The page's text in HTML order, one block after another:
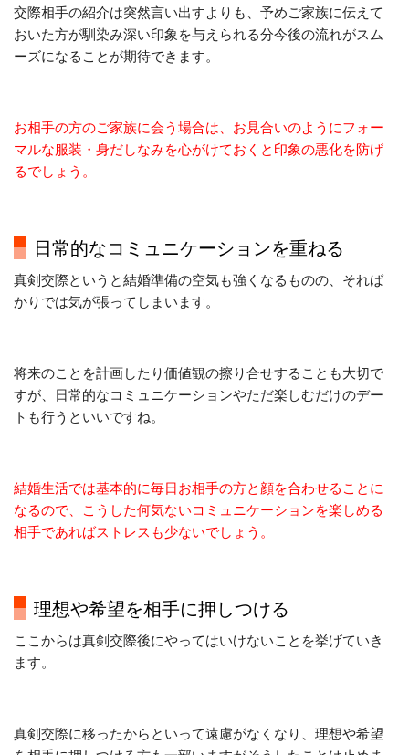
交際相手の紹介は突然言い出すよりも、予めご家族に伝えて
おいた方が馴染み深い印象を与えられる分今後の流れがスム
ーズになることが期待できます。
お相手の方のご家族に会う場合は、お見合いのようにフォー
マルな服装・身だしなみを心がけておくと印象の悪化を防げ
るでしょう。
日常的なコミュニケーションを重ねる
真剣交際というと結婚準備の空気も強くなるものの、それば
かりでは気が張ってしまいます。
将来のことを計画したり価値観の擦り合せすることも大切で
すが、日常的なコミュニケーションやただ楽しむだけのデー
トも行うといいですね。
結婚生活では基本的に毎日お相手の方と顔を合わせることに
なるので、こうした何気ないコミュニケーションを楽しめる
相手であればストレスも少ないでしょう。
理想や希望を相手に押しつける
ここからは真剣交際後にやってはいけないことを挙げていき
ます。
真剣交際に移ったからといって遠慮がなくなり、理想や希望